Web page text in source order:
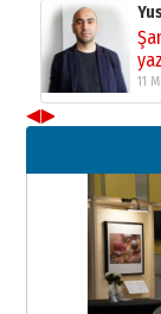
11
Neşat YALÇIN
Paranın Aile
03 Ağustos 2026
09
◀▶